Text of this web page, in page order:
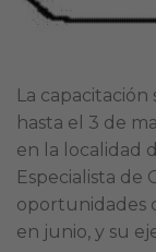
La capacitación
hasta el 3 de
en la localidad
Especialista de
oportunidades
en junio, y su